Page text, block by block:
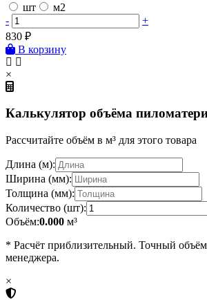
шт
м2
-
+
830 ₽
В корзину
×
Калькулятор объёма
Рассчитайте объём в м³ для этого товара
Длина (м):
Ширина (мм):
Толщина (мм):
Количество (шт):
Объём:0.000 м³
* Расчёт приблизительный. Точный
менеджера.
×